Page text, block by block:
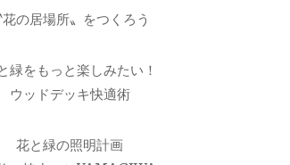
の居場所〟をつくろう
緑をもっと楽しみたい！
ウッドデッキ快適術
花と緑の照明計画